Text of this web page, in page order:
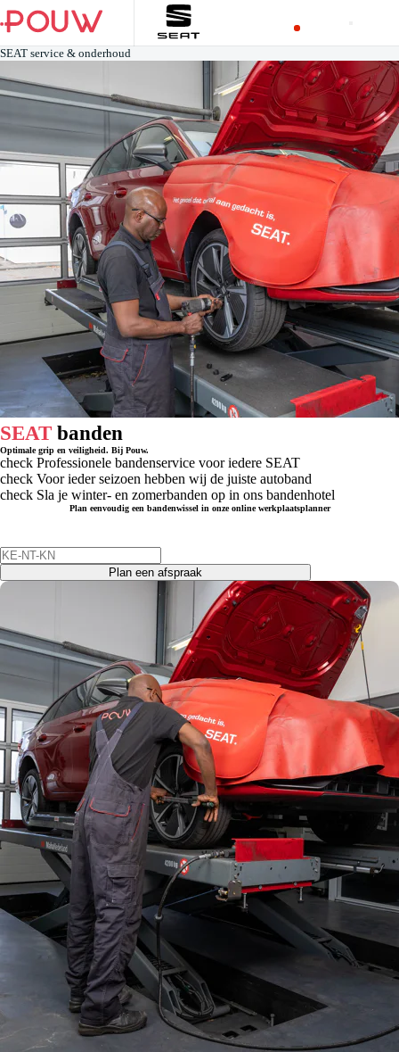
SEAT service & onderhoud
SEAT banden
Optimale grip en veiligheid. Bij Pouw.
check Professionele bandenservice voor iedere SEAT
check Voor ieder seizoen hebben wij de juiste autoband
check Sla je winter- en zomerbanden op in ons bandenhotel
Plan eenvoudig een bandenwissel in onze online werkplaatsplanner
Plan een afspraak